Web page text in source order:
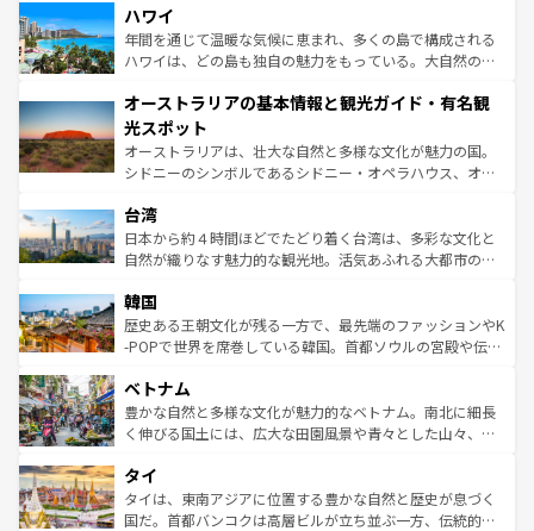
着のスイス情報は
のような巨大都市は、観光、ショッピング、エンターテイ
ンメントが詰まった刺激的なスポットだ。一方、アメリカ
西部には大自然が広がり、グランドキャニオンやイエロー
部のニューオーリンズでは、音楽と美食が融合した独特の
文化が魅力。旅行者はアメリカの各地域で異なる魅力を楽
しみながら、その多様性と豊かな歴史を感じることができ
るだろう。車でのロードトリップや列車の旅も、アメリカ
情報は
ハワイ
年間を通じて温暖な気候に恵まれ、多くの島で構成される
ハワイは、どの島も独自の魅力をもっている。大自然の神
ワイ島は見逃せない。また、定番の観光地といえばオアフ
島だが、静かな自然を求めるならマウイ島やカウアイ島が
おすすめ。エメラルドグリーンに輝く海をはじめ、豊かな
文化や歴史が息づいている。「アロハスピリット」と呼ば
人々、おいしいローカルフードやハワイアンミュージッ
ク、伝統的なフラダンスなど、すべてがハワイの魅力を彩
っている。訪れるたびに新しい発見と感動が待っているハ
はコンテンツ一覧
オーストラリアの基本情報と観光ガイド・有名観
光スポット
オーストラリアは、壮大な自然と多様な文化が魅力の国。
シドニーのシンボルであるシドニー・オペラハウス、オー
リアリーフや大陸中央部にそびえるウルル（エアーズロッ
ク）、タスマニアの美しい原生林やケアンズの熱帯雨林な
ど、見どころがたくさん。また、カフェやワイン、オージ
いる。アクティビティも充実しており、サーフィンやダイ
ビング、ハイキングなど、アウトドア好きにはたまらな
い。オーストラリアの多彩な魅力を存分に味わいつくそ
参照してほしい。
台湾
日本から約４時間ほどでたどり着く台湾は、多彩な文化と
自然が織りなす魅力的な観光地。活気あふれる大都市の台
ン）、静ひつな山岳地帯である台湾東部など、都市の喧騒
と山間の静けさが共存しており、訪れる人に新しい発見と
驚きをもたらしてくれる。また、奥深い台湾の食文化も魅
容にもいいと評判のスイーツなど、バラエティ豊かな料理
が味わえる。 なお、新着の台湾情報は コンテンツ一覧を参
照してほしい。
韓国
歴史ある王朝文化が残る一方で、最先端のファッションやK
-POPで世界を席巻している韓国。首都ソウルの宮殿や伝統
き、地方に足を延ばせば四季折々の自然美を楽しむことが
できる。そして、キムチや焼肉、絶品のストリートフード
まで、さまざまな韓国料理が待っている。夜には、韓国な
リティに包まれながら、韓国の多彩な魅力を心ゆくまで味
わってみてほしい。 なお、新着の韓国情報はコンテンツ一
覧を参照してほしい。
ベトナム
豊かな自然と多様な文化が魅力的なベトナム。南北に細長
く伸びる国土には、広大な田園風景や青々とした山々、世
急速な発展と共に伝統が息づく。ハノイの古い町並みやホ
ーチミン市のフランス統治時代の建物も、独特の雰囲気を
醸し出している。また、バラエティの豊かさとおいしさで
タイ
タイは、東南アジアに位置する豊かな自然と歴史が息づく
国だ。首都バンコクは高層ビルが立ち並ぶ一方、伝統的な